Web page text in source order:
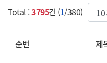
Total :3795건 (1/380) 한번
순번 제